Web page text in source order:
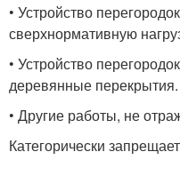
• Устройство
сверхнормативную
• Устройство
деревянные перекрытия.
• Другие работы, не
Категорически